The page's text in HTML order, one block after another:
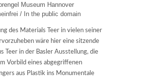
Museum Hannover
/ In the public domain
des Materials Teer in vielen seiner
wäre hier eine sitzende
Teer in der Basler Ausstellung, die
Vorbild eines abgegriffenen
aus Plastik ins Monumentale